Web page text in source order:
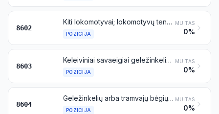
8602
Kiti lokomotyvai; lokomotyvų tenderiai
POZICIJA
MUITAS
0%
8603
Keleiviniai savaeigiai geležinkelio arba tramvajaus vagonai, prekiniai vagonai ir pusvagoniai (atviros platformos), išskyrus priskiriamus 8604 pozicijai
POZICIJA
MUITAS
0%
8604
Geležinkelių arba tramvajų bėgių priežiūros vagonai, savaeigiai arba nesavaeigiai (pavyzdžiui, vagoninės dirbtuvės, kranai, balasto plūktuvai, bėgių lygintuvai ir balansuotuvai, bėgių bandymo ir tikrinimo vagonai)
POZICIJA
MUITAS
0%